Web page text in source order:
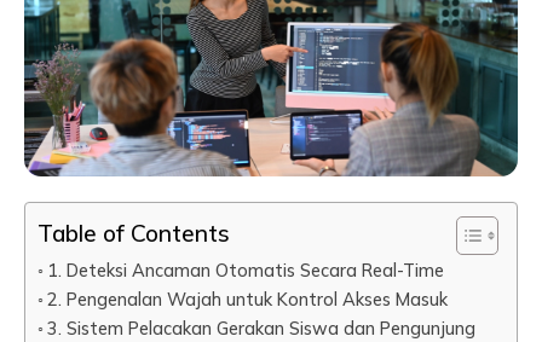
Table of Contents
1. Deteksi Ancaman Otomatis Secara Real-Time
2. Pengenalan Wajah untuk Kontrol Akses Masuk
3. Sistem Pelacakan Gerakan Siswa dan Pengunjung